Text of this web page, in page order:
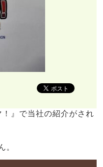
』で当社の紹介がされ
。